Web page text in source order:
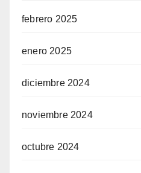
febrero 2025
enero 2025
diciembre 2024
noviembre 2024
octubre 2024